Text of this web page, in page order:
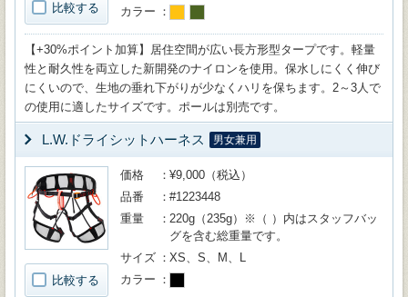
比較する
カラー
【+30%ポイント加算】居住空間が広い長方形型タープです。軽量
性と耐久性を両立した新開発のナイロンを使用。保水しにくく伸び
にくいので、生地の垂れ下がりが少なくハリを保ちます。2～3人で
の使用に適したサイズです。ポールは別売です。
L.W.ドライシットハーネス 男女兼用
比較する
価格
¥9,000（税込）
品番
#1223448
重量
220g（235g）※（ ）内はスタッフバッ
グを含む総重量です。
サイズ
XS、S、M、L
カラー